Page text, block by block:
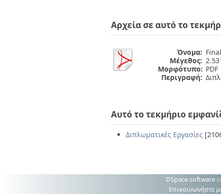
Αρχεία σε αυτό το
Όνομα:
Μέγεθος:
Μορφότυπο: PDF
Περιγραφή:
Αυτό το τεκμήριο
Διπλωματικές Εργασίες
DSpace software
Επικοινωνήστε